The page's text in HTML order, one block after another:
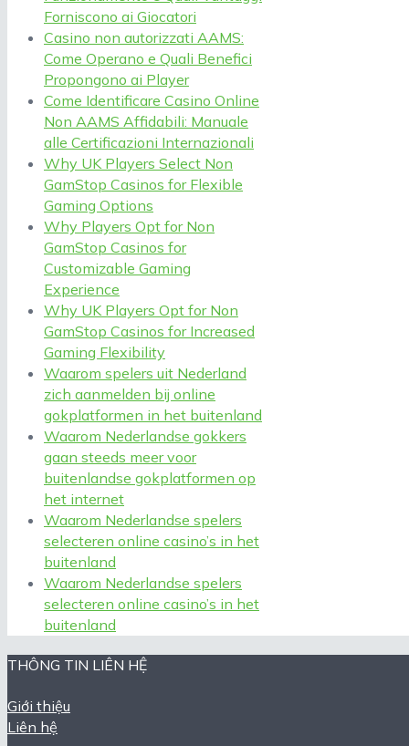
Forniscono ai Giocatori
Casino non autorizzati AAMS:
Come Operano e Quali Benefici
Propongono ai Player
Come Identificare Casino Online
Non AAMS Affidabili: Manuale
alle Certificazioni Internazionali
Why UK Players Select Non
GamStop Casinos for Flexible
Gaming Options
Why Players Opt for Non
GamStop Casinos for
Customizable Gaming
Experience
Why UK Players Opt for Non
GamStop Casinos for Increased
Gaming Flexibility
Waarom spelers uit Nederland
zich aanmelden bij online
gokplatformen in het buitenland
Waarom Nederlandse gokkers
gaan steeds meer voor
buitenlandse gokplatformen op
het internet
Waarom Nederlandse spelers
selecteren online casino’s in het
buitenland
Waarom Nederlandse spelers
selecteren online casino’s in het
buitenland
THÔNG TIN LIÊN HỆ
Giới thiệu
Liên hệ